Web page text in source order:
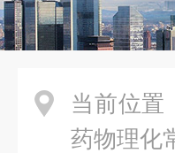
当前位置
药物理化